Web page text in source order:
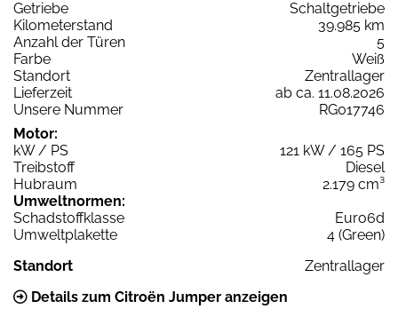
Getriebe
Schaltgetriebe
Kilometerstand
39.985 km
Anzahl der Türen
5
Farbe
Weiß
Standort
Zentrallager
Lieferzeit
ab ca. 11.08.2026
Unsere Nummer
RG017746
Motor:
kW / PS
121 kW / 165 PS
Treibstoff
Diesel
Hubraum
2.179 cm³
Umweltnormen:
Schadstoffklasse
Euro6d
Umweltplakette
4 (Green)
Standort
Zentrallager
Details zum Citroën Jumper anzeigen